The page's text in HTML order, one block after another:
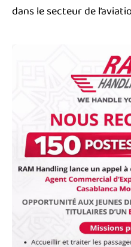
dans le secteur de